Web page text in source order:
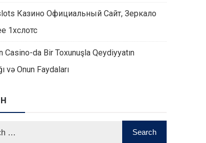
Казино Официальный Сайт, Зеркало
1хслотс
Casino-da Bir Toxunuşla Qeydiyyatın
və Onun Faydaları